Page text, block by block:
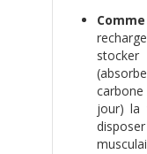
jour) la